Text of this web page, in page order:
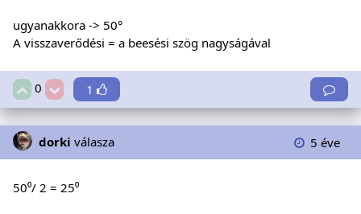
ugyanakkora -> 50°
A visszaverődési = a beesési szög nagyságával
0 1
dorki válasza 5 éve
50⁰/ 2 = 25⁰